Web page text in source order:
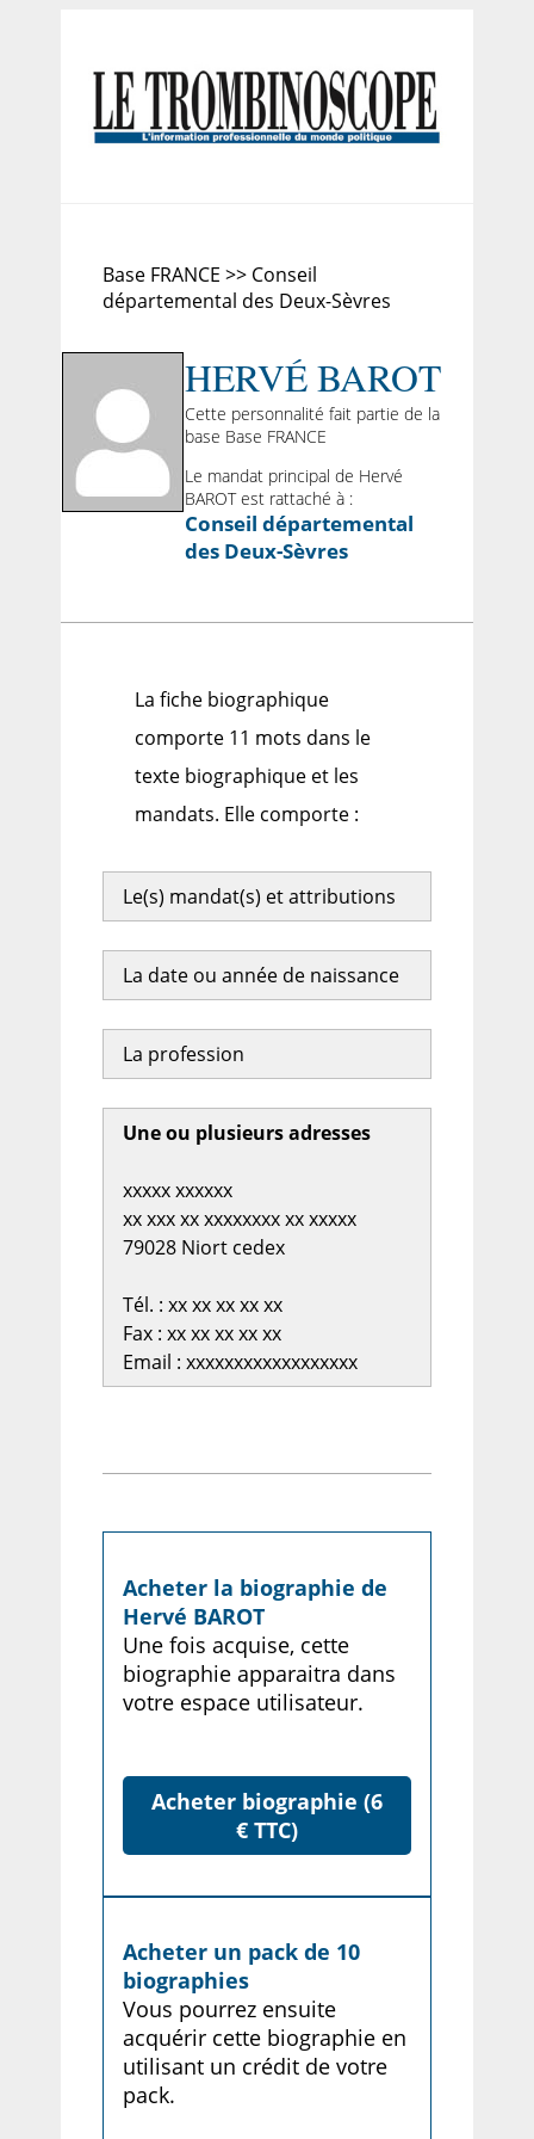
Base FRANCE >> Conseil
départemental des Deux-Sèvres
HERVÉ BAROT
Cette personnalité fait partie de la
base Base FRANCE
Le mandat principal de Hervé
BAROT est rattaché à :
Conseil départemental
des Deux-Sèvres
La fiche biographique
comporte 11 mots dans le
texte biographique et les
mandats. Elle comporte :
Le(s) mandat(s) et attributions
La date ou année de naissance
La profession
Une ou plusieurs adresses
xxxxx xxxxxx
xx xxx xx xxxxxxxx xx xxxxx
79028 Niort cedex
Tél. : xx xx xx xx xx
Fax : xx xx xx xx xx
Email : xxxxxxxxxxxxxxxxxx
Acheter la biographie de
Hervé BAROT
Une fois acquise, cette
biographie apparaitra dans
votre espace utilisateur.
Acheter biographie (6
€ TTC)
Acheter un pack de 10
biographies
Vous pourrez ensuite
acquérir cette biographie en
utilisant un crédit de votre
pack.